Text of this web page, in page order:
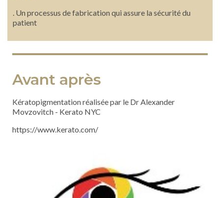
. Un processus de fabrication qui assure la sécurité du
patient
Avant après
Kératopigmentation réalisée par le Dr Alexander
Movzovitch - Kerato NYC
https://www.kerato.com/